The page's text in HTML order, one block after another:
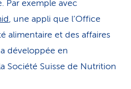
Par exemple avec
, une appli que l’Office
alimentaire et des affaires
développée en
Société Suisse de Nutrition